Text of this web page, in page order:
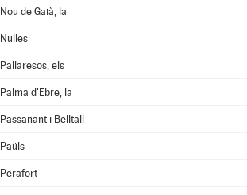
Nou de Gaià, la
Nulles
Pallaresos, els
Palma d'Ebre, la
Passanant i Belltall
Paüls
Perafort